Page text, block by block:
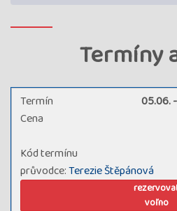
Termíny
Termín 05.06.
průvodce:Terezie Štěpánová
Kód termínu
Cena
voľno